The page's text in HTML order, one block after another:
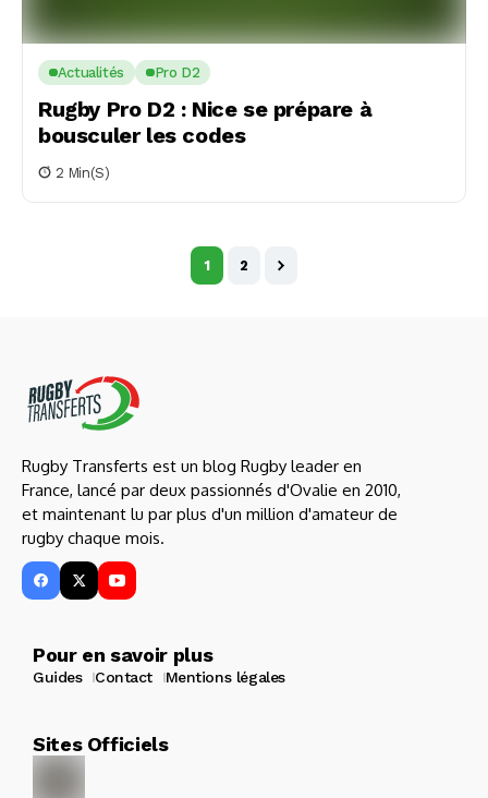
Actualités Pro D2
Rugby Pro D2 : Nice se prépare à
bousculer les codes
2 Min(s)
1 2
Rugby Transferts est un blog Rugby leader en
France, lancé par deux passionnés d'Ovalie en 2010,
et maintenant lu par plus d'un million d'amateur de
rugby chaque mois.
Pour en savoir plus
Guides Contact Mentions légales
Sites Officiels